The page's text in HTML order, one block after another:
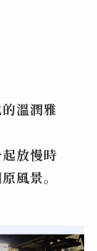
溫潤雅
放慢時
風景。